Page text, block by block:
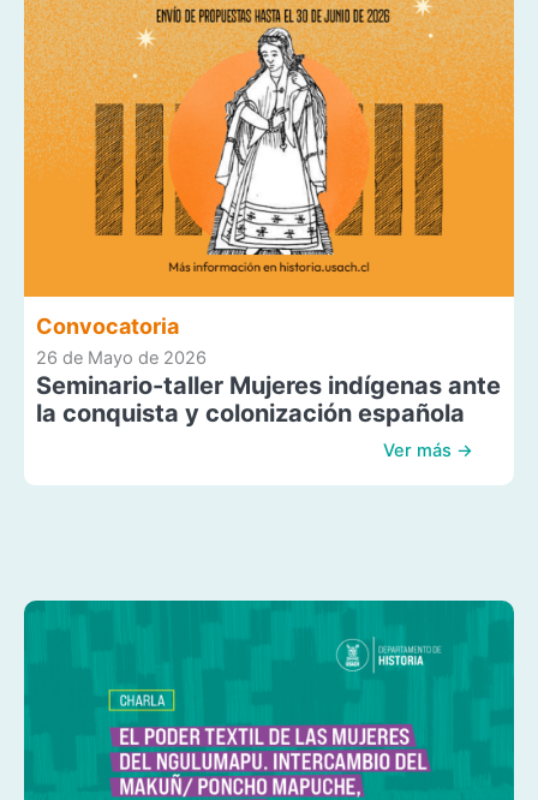
Convocatoria
26 de Mayo de 2026
Seminario-taller Mujeres indígenas ante
la conquista y colonización española
Ver más →